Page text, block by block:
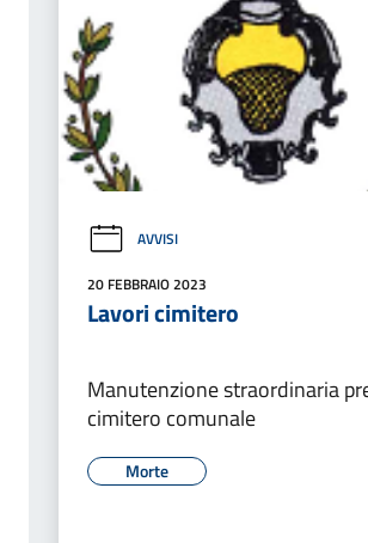
AVVISI
20 FEBBRAIO 2023
Lavori cimitero
Manutenzione straordinaria
cimitero comunale
Morte